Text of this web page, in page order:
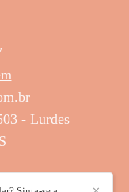
- Lurdes